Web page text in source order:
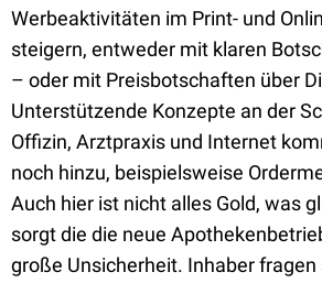
Werbeaktivitäten im Print- und
steigern, entweder mit klaren
– oder mit Preisbotschaften über
Unterstützende Konzepte an der
Offizin, Arztpraxis und Internet
noch hinzu, beispielsweise
Auch hier ist nicht alles Gold, was
sorgt die die neue
große Unsicherheit. Inhaber fragen